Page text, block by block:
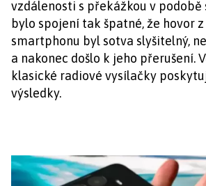
vzdálenosti s překážkou v
bylo spojení tak špatné, že hovor
smartphonu byl sotva slyšitelný,
a nakonec došlo k jeho přerušení.
klasické radiové vysílačky
výsledky.